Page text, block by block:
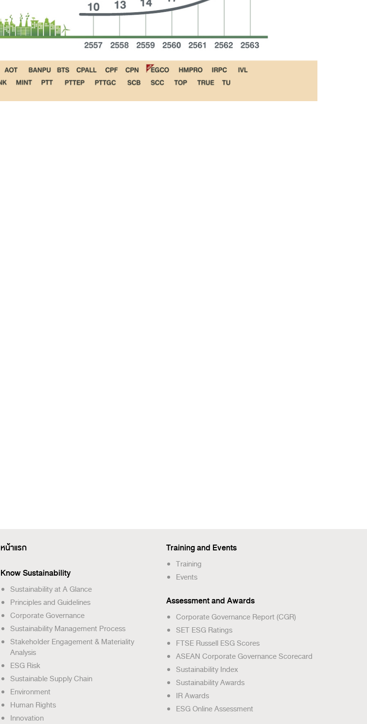
หน้าแรก
Know Sustainability
Sustainability at A Glance
Principles and Guidelines
Corporate Governance
Sustainability Management Process
Stakeholder Engagement & Materiality
Analysis
ESG Risk
Sustainable Supply Chain
Environment
Human Rights
Innovation
Training and Events
Training
Events
Assessment and Awards
Corporate Governance Report (CGR)
SET ESG Ratings
FTSE Russell ESG Scores
ASEAN Corporate Governance Scorecard
Sustainability Index
Sustainability Awards
IR Awards
ESG Online Assessment